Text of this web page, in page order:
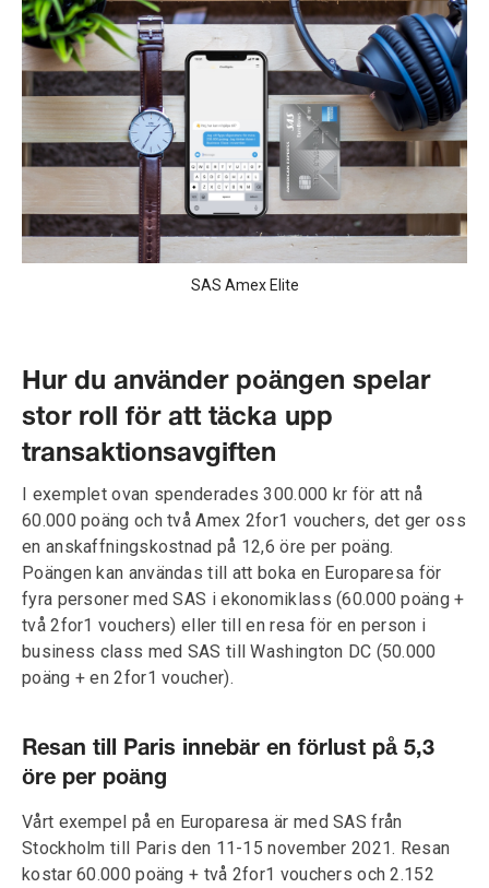
SAS Amex Elite
Hur du använder poängen spelar
stor roll för att täcka upp
transaktionsavgiften
I exemplet ovan spenderades 300.000 kr för att nå
60.000 poäng och två Amex 2for1 vouchers, det ger oss
en anskaffningskostnad på 12,6 öre per poäng.
Poängen kan användas till att boka en Europaresa för
fyra personer med SAS i ekonomiklass (60.000 poäng +
två 2for1 vouchers) eller till en resa för en person i
business class med SAS till Washington DC (50.000
poäng + en 2for1 voucher).
Resan till Paris innebär en förlust på 5,3
öre per poäng
Vårt exempel på en Europaresa är med SAS från
Stockholm till Paris den 11-15 november 2021. Resan
kostar 60.000 poäng + två 2for1 vouchers och 2.152